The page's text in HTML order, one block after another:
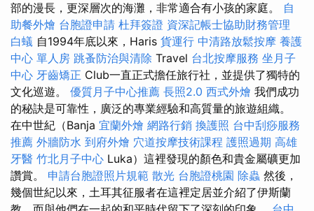
部的漫長，更深層次的海灘，非常適合有小孩的家庭。 自
助餐外燴 台胞證申請 杜拜簽證 資深記帳士協助財務管理
白蟻 自1994年底以來，Haris 貨運行 中清路放鬆按摩 養護
中心 單人房 跳蚤防治與清除 Travel 台北按摩服務 坐月子
中心 牙齒矯正 Club一直正式擔任旅行社，並提供了獨特的
文化巡遊。 優質月子中心推薦 長照2.0 西式外燴 我們成功
的秘訣是可靠性，廣泛的專業經驗和高質量的旅遊組織。
在中世紀（Banja 宜蘭外燴 網路行銷 換護照 台中刮痧服務
推薦 外牆防水 到府外燴 穴道按摩技術課程 護照過期 高雄
牙醫 竹北月子中心 Luka）這裡發現的顏色和貴金屬礦更加
讚賞。 申請台胞證照片規範 散光 台胞證桃園 除蟲 然後，
幾個世紀以來，土耳其征服者在這裡定居並介紹了伊斯蘭